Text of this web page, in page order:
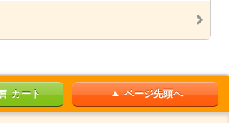
カート ページ先頭へ